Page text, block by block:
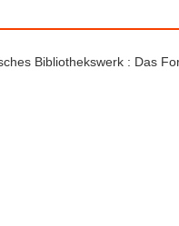
Bibliothekswerk : Das